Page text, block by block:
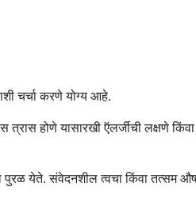
चर्चा करणे योग्य आहे.
होणे यासारखी ऍलर्जीची लक्षणे किंवा
पुरळ येते. संवेदनशील त्वचा किंवा तत्सम